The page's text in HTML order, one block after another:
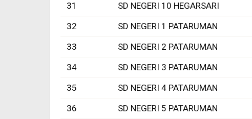
31
SD NEGERI 10 HEGARSARI
32
SD NEGERI 1 PATARUMAN
33
SD NEGERI 2 PATARUMAN
34
SD NEGERI 3 PATARUMAN
35
SD NEGERI 4 PATARUMAN
36
SD NEGERI 5 PATARUMAN